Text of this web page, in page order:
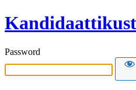
Password